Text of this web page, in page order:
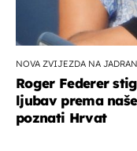
NOVA ZVIJEZDA NA
Roger Federer
ljubav prema
poznati Hrvat